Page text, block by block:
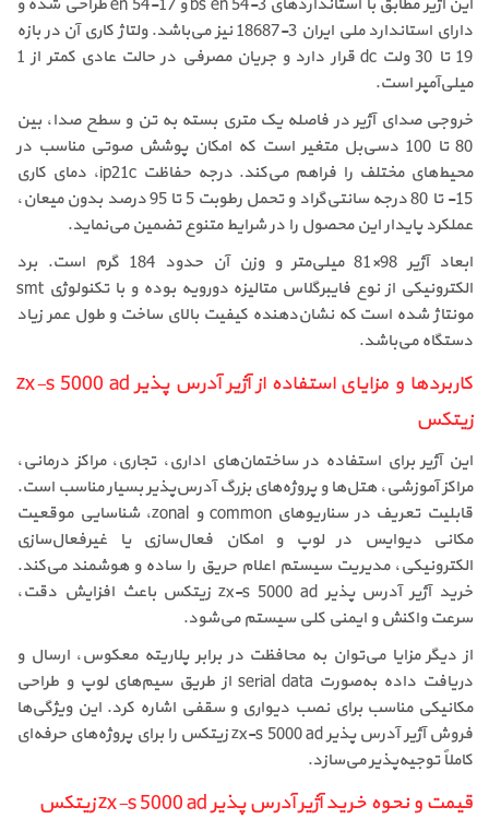
دارای استاندارد ملی ایران 3-18687 نیز می‌باشد. ولتاژ کاری آن در بازه
19 تا 30 ولت dc قرار دارد و جریان مصرفی در حالت عادی کمتر از 1
میلی‌آمپر است.
خروجی صدای آژیر در فاصله یک متری بسته به تن و سطح صدا، بین
80 تا 100 دسی‌بل متغیر است که امکان پوشش صوتی مناسب در
محیط‌های مختلف را فراهم می‌کند. درجه حفاظت ip21c، دمای کاری
15- تا 80 درجه سانتی‌گراد و تحمل رطوبت 5 تا 95 درصد بدون میعان،
عملکرد پایدار این محصول را در شرایط متنوع تضمین می‌نماید.
ابعاد آژیر 98×81 میلی‌متر و وزن آن حدود 184 گرم است. برد
الکترونیکی از نوع فایبرگلاس متالیزه دورویه بوده و با تکنولوژی smt
مونتاژ شده است که نشان‌دهنده کیفیت بالای ساخت و طول عمر زیاد
دستگاه می‌باشد.
کاربردها و مزایای استفاده از آژیر آدرس پذیر zx-s 5000 ad
زیتکس
این آژیر برای استفاده در ساختمان‌های اداری، تجاری، مراکز درمانی،
مراکز آموزشی، هتل‌ها و پروژه‌های بزرگ آدرس‌پذیر بسیار مناسب است.
قابلیت تعریف در سناریوهای common و zonal، شناسایی موقعیت
مکانی دیوایس در لوپ و امکان فعال‌سازی یا غیرفعال‌سازی
الکترونیکی، مدیریت سیستم اعلام حریق را ساده و هوشمند می‌کند.
خرید آژیر آدرس پذیر zx-s 5000 ad زیتکس باعث افزایش دقت،
سرعت واکنش و ایمنی کلی سیستم می‌شود.
از دیگر مزایا می‌توان به محافظت در برابر پلاریته معکوس، ارسال و
دریافت داده به‌صورت serial data از طریق سیم‌های لوپ و طراحی
مکانیکی مناسب برای نصب دیواری و سقفی اشاره کرد. این ویژگی‌ها
فروش آژیر آدرس پذیر zx-s 5000 ad زیتکس را برای پروژه‌های حرفه‌ای
کاملاً توجیه‌پذیر می‌سازد.
قیمت و نحوه خرید آژیر آدرس پذیر zx-s 5000 ad زیتکس